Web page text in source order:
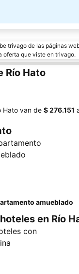
trivago de las páginas
oferta que viste en trivago.
Río Hato
Hato van de ‎$ 276.151
amueblado
en Río